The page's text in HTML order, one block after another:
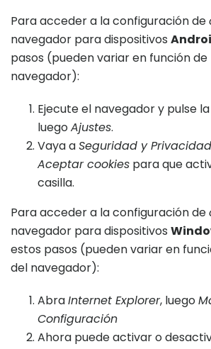
Para acceder a la configuración de
navegador para dispositivos
pasos (pueden variar en función de
navegador):
Ejecute el navegador y pulse
luegoAjustes.
Vaya aSeguridad y Privacidad
Aceptar cookiespara que
casilla.
Para acceder a la configuración de
navegador para dispositivos
estos pasos (pueden variar en
del navegador):
AbraInternet Explorer, luego
Configuración
Ahora puede activar o